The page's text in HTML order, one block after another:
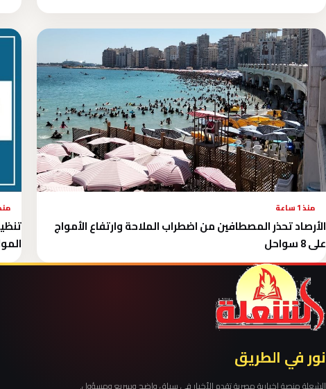
منذ 1 ساعة
الأرصاد تحذر المصطافين من اضطراب الملاحة وارتفاع الأمواج
على 8 سواحل
منذ 1
نور في الطريق